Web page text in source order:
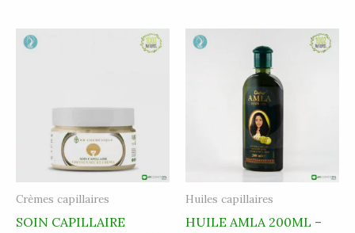
Crèmes capillaires
SOIN CAPILLAIRE
Huiles capillaires
HUILE AMLA 200ML –